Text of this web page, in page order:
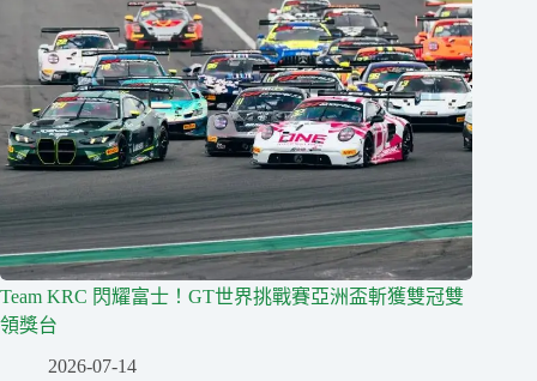
Team KRC 閃耀富士！GT世界挑戰賽亞洲盃斬獲雙冠雙
領獎台
2026-07-14